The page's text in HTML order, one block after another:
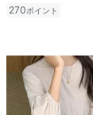
270ポイント